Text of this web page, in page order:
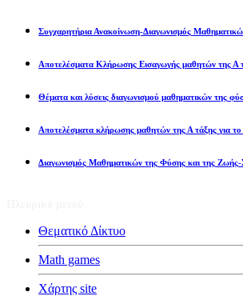
Συγχαρητήρια Ανακοίνωση-Διαγωνισμός
Αποτελέσματα Κλήρωσης Εισαγωγής μαθητών
Θέματα και λύσεις διαγωνισμού μαθηματικών της
Αποτελέσματα κλήρωσης μαθητών της Α τάξης για
Διαγωνισμός Μαθηματικών της Φύσης και της
Θεματικό Δίκτυο
Math games
Χάρτης site